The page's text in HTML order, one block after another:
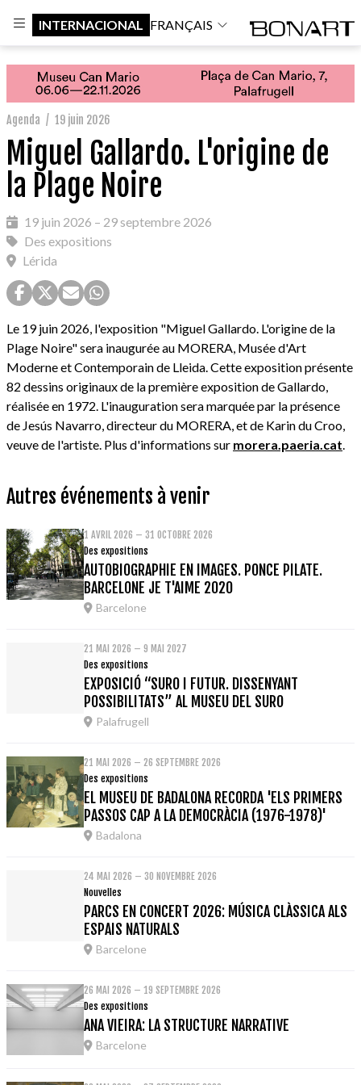
INTERNACIONAL FRANÇAIS
Agenda / 19 juin 2026
Miguel Gallardo. L'origine de
la Plage Noire
19 juin 2026 – 29 septembre 2026
Des expositions
Lérida
Le 19 juin 2026, l'exposition "Miguel Gallardo. L'origine de la
Plage Noire" sera inaugurée au MORERA, Musée d'Art
Moderne et Contemporain de Lleida. Cette exposition présente
82 dessins originaux de la première exposition de Gallardo,
réalisée en 1972. L'inauguration sera marquée par la présence
de Jesús Navarro, directeur du MORERA, et de Karin du Croo,
veuve de l'artiste. Plus d'informations sur morera.paeria.cat
Autres événements à venir
1 AVRIL 2026 – 31 OCTOBRE 2026
Des expositions
AUTOBIOGRAPHIE EN IMAGES. PONCE PILATE.
BARCELONE JE T'AIME 2020
Barcelone
21 MAI 2026 – 9 MAI 2027
Des expositions
EXPOSICIÓ “SURO I FUTUR. DISSENYANT
POSSIBILITATS” AL MUSEU DEL SURO
Palafrugell
21 MAI 2026 – 26 SEPTEMBRE 2026
Des expositions
EL MUSEU DE BADALONA RECORDA 'ELS PRIMERS
PASSOS CAP A LA DEMOCRÀCIA (1976-1978)'
Badalona
24 MAI 2026 – 30 NOVEMBRE 2026
Nouvelles
PARCS EN CONCERT 2026: MÚSICA CLÀSSICA ALS
ESPAIS NATURALS
Barcelone
26 MAI 2026 – 19 SEPTEMBRE 2026
Des expositions
ANA VIEIRA: LA STRUCTURE NARRATIVE
Barcelone